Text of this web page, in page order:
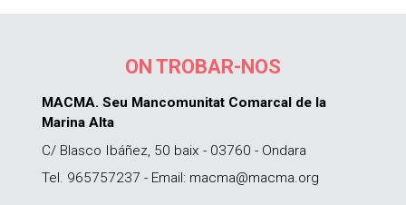
ON TROBAR-NOS
MACMA. Seu Mancomunitat Comarcal de la
Marina Alta
C/ Blasco Ibáñez, 50 baix - 03760 - Ondara
Tel. 965757237 - Email: macma@macma.org